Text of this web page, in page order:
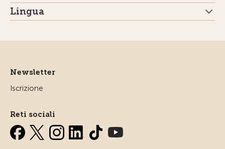
Lingua
Newsletter
Iscrizione
Reti sociali